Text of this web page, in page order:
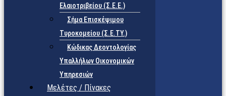
Ελαιοτριβείου (Σ.Ε.Ε.)
Σήμα Επισκέψιμου
Τυροκομείου (Σ.Ε.TY.)
Κώδικας Δεοντολογίας
Υπαλλήλων Οικονομικών
Υπηρεσιών
Μελέτες / Πίνακες